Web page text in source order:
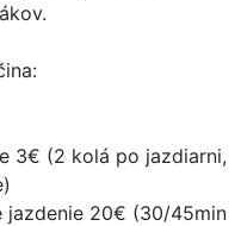
3€ (2 kolá po jazdiarni,
jazdenie 20€ (30/45min